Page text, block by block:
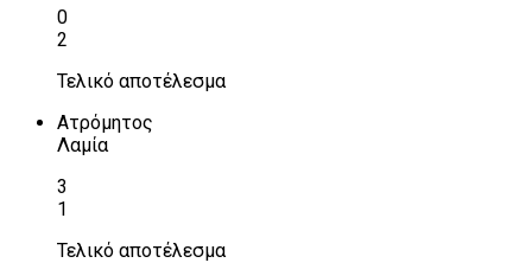
0
2
Τελικό αποτέλεσμα
Ατρόμητος
Λαμία
3
1
Τελικό αποτέλεσμα